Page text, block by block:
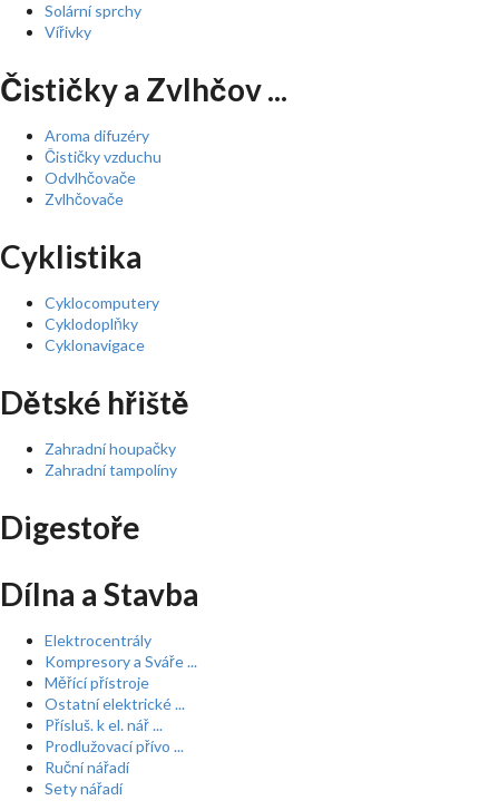
Solární sprchy
Vířivky
Čističky a Zvlhčov ...
Aroma difuzéry
Čističky vzduchu
Odvlhčovače
Zvlhčovače
Cyklistika
Cyklocomputery
Cyklodoplňky
Cyklonavigace
Dětské hřiště
Zahradní houpačky
Zahradní tampolíny
Digestoře
Dílna a Stavba
Elektrocentrály
Kompresory a Sváře ...
Měřící přístroje
Ostatní elektrické ...
Přísluš. k el. nář ...
Prodlužovací přívo ...
Ruční nářadí
Sety nářadí